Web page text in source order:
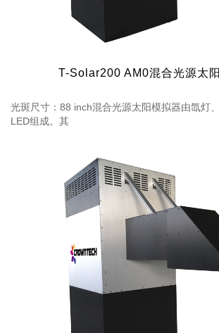
T-Solar200 AM0混合光源太
光斑尺寸：88 inch混合光源太阳模拟器由氙灯
LED组成。其